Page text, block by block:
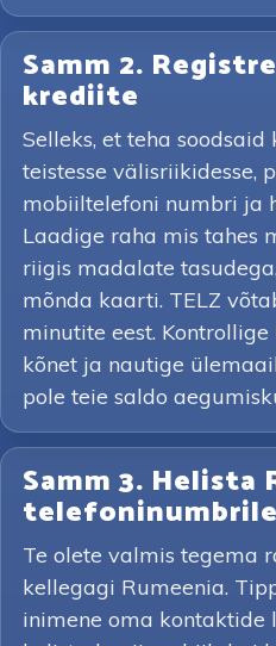
Samm 2.
krediite
Selleks, et teha
teistesse välisriikidesse,
mobiiltelefoni numbri ja
Laadige raha mis tahes
riigis madalate
mõnda kaarti. TELZ
minutite eest.
kõnet ja nautige
pole teie saldo
Samm 3. Helista
telefoninumbrile
Te olete valmis tegema
kellegagi Rumeenia.
inimene oma kontaktide